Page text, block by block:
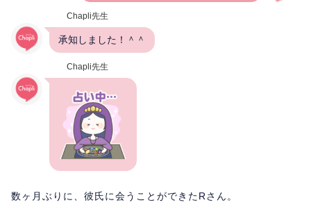
Chapli先生
承知しました！＾＾
Chapli先生
数ヶ月ぶりに、彼氏に会うことができたRさん。